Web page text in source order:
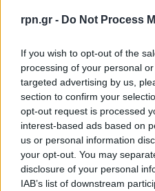
rpn.gr - Do Not Process
If you wish to opt-out of the
processing of your personal
targeted advertising by us,
section to confirm your
opt-out request is processed
interest-based ads based on
us or personal information
your opt-out. You may
disclosure of your personal
IAB’s list of downstream